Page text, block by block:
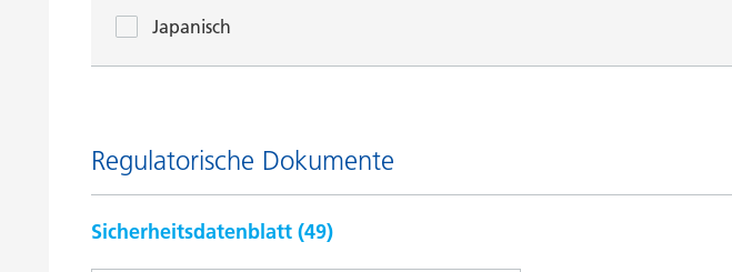
Japanisch
Regulatorische Dokumente
Sicherheitsdatenblatt (49)